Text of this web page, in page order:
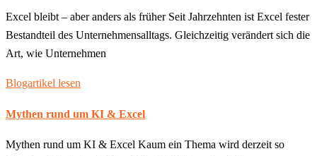
Excel bleibt – aber anders als früher Seit Jahrzehnten ist Excel fester
Bestandteil des Unternehmensalltags. Gleichzeitig verändert sich die
Art, wie Unternehmen
Blogartikel lesen
Mythen rund um KI & Excel
Mythen rund um KI & Excel Kaum ein Thema wird derzeit so